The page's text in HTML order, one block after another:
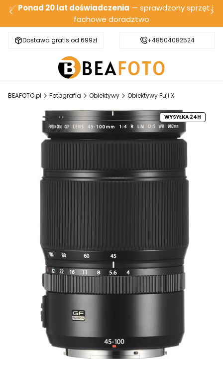
✅ Ponad 20 lat doświadczenia — sprawdzony sprzęt i
fachowe doradztwo
Dostawa gratis od 699zł Bezpieczna wysyłka
+48504082524
BEAFOTO.pl Fotografia Obiektywy Obiektywy Fuji X
WYSYŁKA 24H